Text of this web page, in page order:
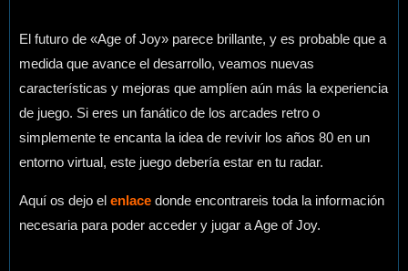
El futuro de «Age of Joy» parece brillante, y es probable que a
medida que avance el desarrollo, veamos nuevas
características y mejoras que amplíen aún más la experiencia
de juego. Si eres un fanático de los arcades retro o
simplemente te encanta la idea de revivir los años 80 en un
entorno virtual, este juego debería estar en tu radar.
Aquí os dejo el enlace donde encontrareis toda la información
necesaria para poder acceder y jugar a Age of Joy.